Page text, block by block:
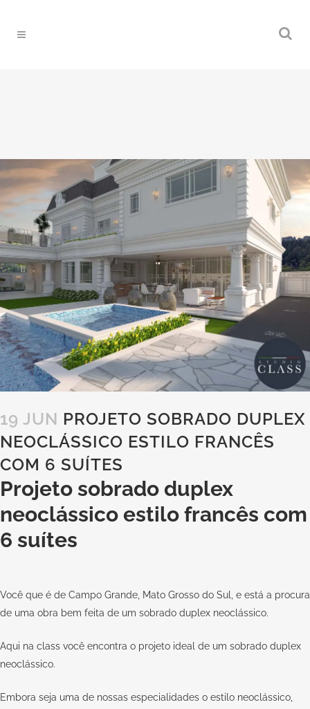
19 JUN PROJETO SOBRADO DUPLEX
NEOCLÁSSICO ESTILO FRANCÊS
COM 6 SUÍTES
Projeto sobrado duplex
neoclássico estilo francês com
6 suítes
Você que é de Campo Grande, Mato Grosso do Sul, e está a procura
de uma obra bem feita de um sobrado duplex neoclássico.
Aqui na class você encontra o projeto ideal de um sobrado duplex
neoclássico.
Embora seja uma de nossas especialidades o estilo neoclássico,